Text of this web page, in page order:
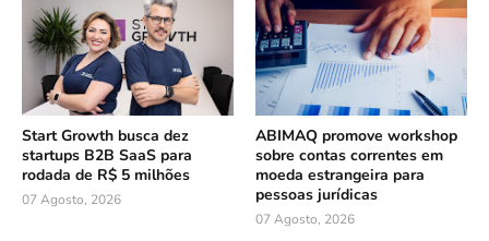
Start Growth busca dez
startups B2B SaaS para
rodada de R$ 5 milhões
07 Agosto, 2026
ABIMAQ promove workshop
sobre contas correntes em
moeda estrangeira para
pessoas jurídicas
07 Agosto, 2026